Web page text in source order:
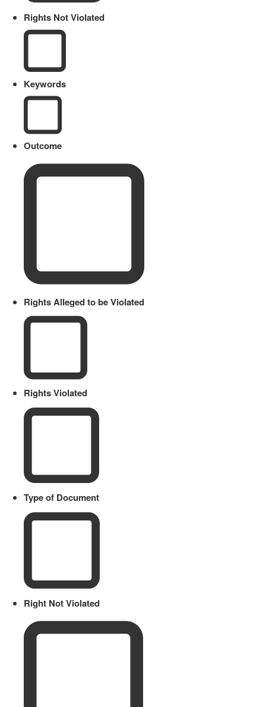
Rights Not Violated
Keywords
Outcome
Rights Alleged to be Violated
Rights Violated
Type of Document
Right Not Violated